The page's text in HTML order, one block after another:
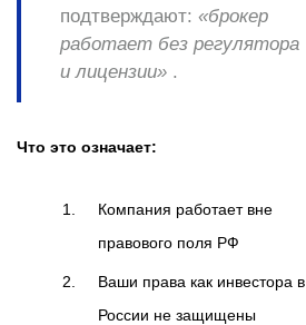
подтверждают: «брокер
работает без регулятора
и лицензии» .
Что это означает:
Компания работает вне
правового поля РФ
Ваши права как инвестора в
России не защищены